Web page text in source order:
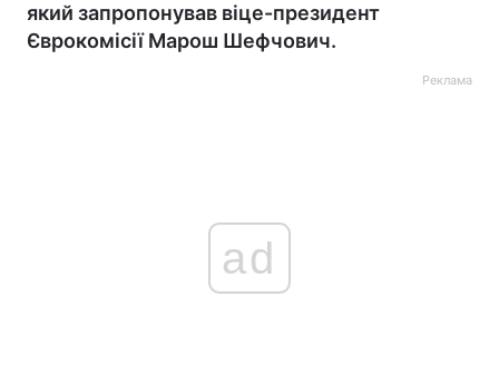
який запропонував віце-президент
Єврокомісії Марош Шефчович.
Реклама
ad